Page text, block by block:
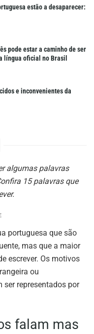
estão a desaparecer:
pode estar a caminho de ser
língua oficial no Brasil
e inconvenientes da
algumas palavras
15 palavras que
portuguesa que são
mas que a maior
escrever. Os motivos
ou
ser representados por
falam mas